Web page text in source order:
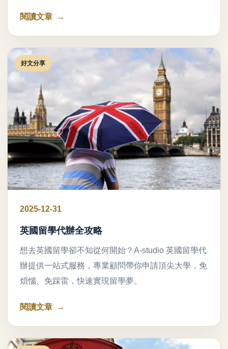
閱讀文章
好文分享
2025-12-31
英國留學代辦全攻略
想去英國留學卻不知從何開始？A-studio 英國留學代
辦提供一站式服務，專業顧問帶你申請頂尖大學，免
煩惱、免踩雷，快速實現留學夢。
閱讀文章